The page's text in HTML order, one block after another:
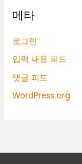
메타
로그인
입력 내용 피드
댓글 피드
WordPress.org